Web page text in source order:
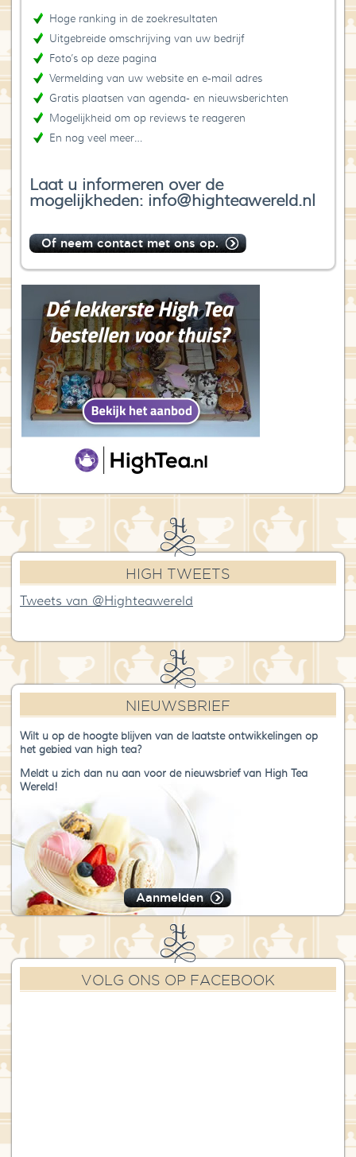
Hoge ranking in de zoekresultaten
Uitgebreide omschrijving van uw bedrijf
Foto’s op deze pagina
Vermelding van uw website en e-mail adres
Gratis plaatsen van agenda- en nieuwsberichten
Mogelijkheid om op reviews te reageren
En nog veel meer…
Laat u informeren over de
mogelijkheden: info@highteawereld.nl
Of neem contact met ons op.
HIGH TWEETS
Tweets van @Highteawereld
NIEUWSBRIEF
Wilt u op de hoogte blijven van de laatste ontwikkelingen op
het gebied van high tea?
Meldt u zich dan nu aan voor de nieuwsbrief van High Tea
Wereld!
Aanmelden
VOLG ONS OP FACEBOOK